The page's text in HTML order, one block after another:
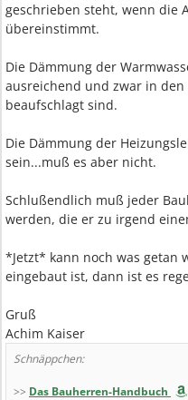
geschrieben steht, wenn die
übereinstimmt.
Die Dämmung der
ausreichend und zwar in
beaufschlagt sind.
Die Dämmung der
sein...muß es aber nicht.
Schlußendlich muß jeder
werden, die er zu irgend
*Jetzt* kann noch was getan
eingebaut ist, dann ist es
Gruß
Achim Kaiser
Schnäppchen:
>> Das Bauherren-Handbuch